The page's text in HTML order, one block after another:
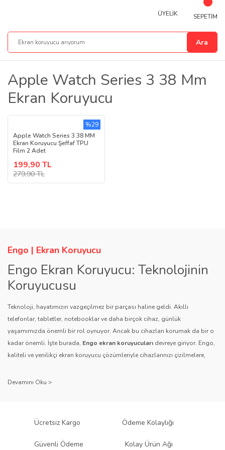
Ara
ÜYELİK SEPETİM
Apple Watch Series 3 38 Mm
Ekran Koruyucu
Apple Watch Series 3 38 MM
Ekran Koruyucu Şeffaf TPU
Film 2 Adet
199,90 TL
279,90 TL
%29
Engo | Ekran Koruyucu
Engo Ekran Koruyucu: Teknolojinin
Koruyucusu
Teknoloji, hayatımızın vazgeçilmez bir parçası haline geldi. Akıllı
telefonlar, tabletler, notebooklar ve daha birçok cihaz, günlük
yaşamımızda önemli bir rol oynuyor. Ancak bu cihazları korumak da bir o
kadar önemli. İşte burada, Engo ekran koruyucuları devreye giriyor. Engo,
kaliteli ve yenilikçi ekran koruyucu çözümleriyle cihazlarınızı çizilmelere,
sağlıyor.
Engo ekran koruyucuları
, uzun yıllara dayanan tecrübesi ve teknolojiye
ürününü titiz bir kalite kontrol sürecinden geçirir. Kullanıcı dostu tasarımı
Ücretsiz Kargo Ödeme Kolaylığı
Güvenli Ödeme Kolay Ürün Ağı